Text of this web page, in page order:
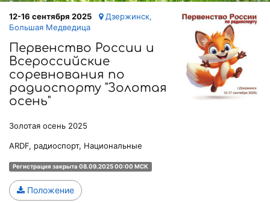
12-16 сентября 2025
Дзержинск,
Большая Медведица
Первенство России и
Всероссийские
соревнования по
радиоспорту "Золотая
осень"
Золотая осень 2025
ARDF, радиоспорт, Национальные
Регистрация закрыта 08.09.2025 00:00 МСК
Положение